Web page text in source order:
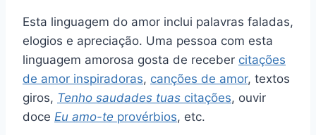
Esta linguagem do amor inclui palavras faladas,
elogios e apreciação. Uma pessoa com esta
linguagem amorosa gosta de receber citações
de amor inspiradoras, canções de amor, textos
giros, Tenho saudades tuas citações, ouvir
doce Eu amo-te provérbios, etc.